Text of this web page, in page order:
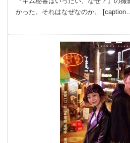
かった。それはなぜなのか。